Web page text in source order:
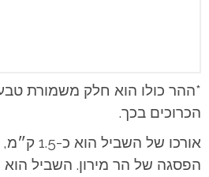
*ההר כולו הוא חלק משמורת
הכרוכים בכך.
אורכו של
הפסגה של הר מירון. השביל